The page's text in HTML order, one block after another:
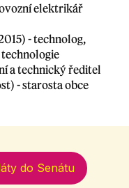
elektrikář
- technolog,
a technický ředitel
- starosta obce
do Senátu